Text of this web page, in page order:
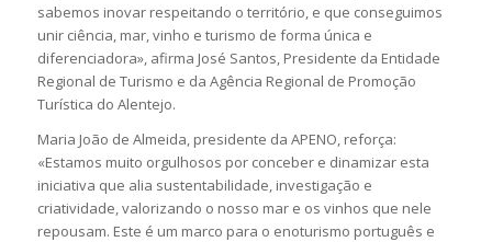
sabemos inovar respeitando o território, e que conseguimos
unir ciência, mar, vinho e turismo de forma única e
diferenciadora», afirma José Santos, Presidente da Entidade
Regional de Turismo e da Agência Regional de Promoção
Turística do Alentejo.
Maria João de Almeida, presidente da APENO, reforça:
«Estamos muito orgulhosos por conceber e dinamizar esta
iniciativa que alia sustentabilidade, investigação e
criatividade, valorizando o nosso mar e os vinhos que nele
repousam. Este é um marco para o enoturismo português e